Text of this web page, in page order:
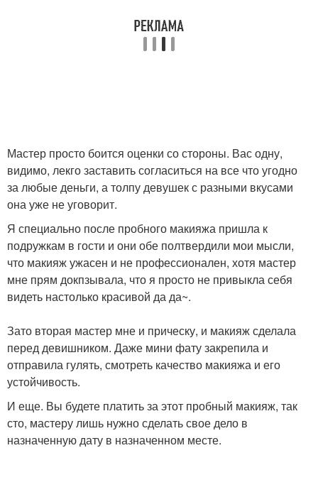
Мастер просто боится оценки со стороны. Вас одну,
видимо, лекго заставить согласиться на все что угодно
за любые деньги, а толпу девушек с разными вкусами
она уже не уговорит.
Я специально после пробного макияжа пришла к
подружкам в гости и они обе полтвердили мои мысли,
что макияж ужасен и не профессионален, хотя мастер
мне прям докпзывала, что я просто не привыкла себя
видеть настолько красивой да да~.
Зато вторая мастер мне и прическу, и макияж сделала
перед девишником. Даже мини фату закрепила и
отправила гулять, смотреть качество макияжа и его
устойчивость.
И еще. Вы будете платить за этот пробный макияж, так
сто, мастеру лишь нужно сделать свое дело в
назначенную дату в назначенном месте.